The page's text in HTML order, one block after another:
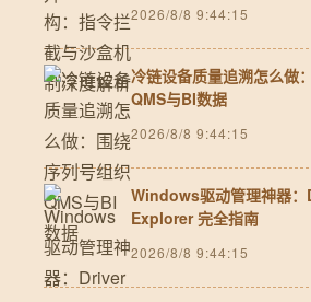
2026/8/8 9:44:15
冷链设备质量追溯怎么做
QMS与BI数据
2026/8/8 9:44:15
Windows驱动管理神器
Explorer 完全指南
2026/8/8 9:44:15